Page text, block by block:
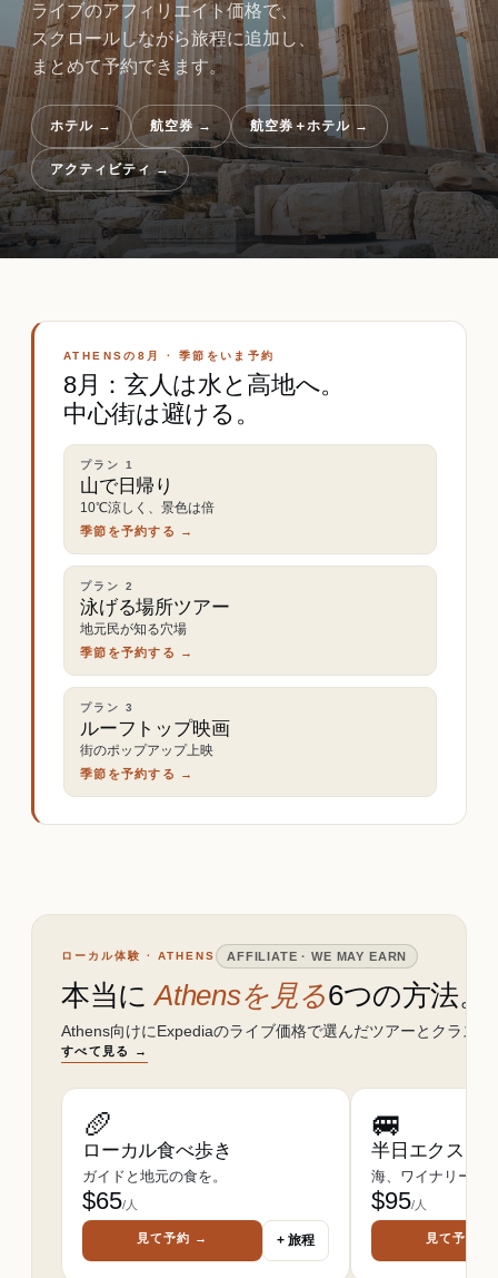
ライブのアフィリエイト価格で、
スクロールしながら旅程に追加し、
まとめて予約できます。
ホテル→ 航空券→ 航空券＋ホテル→
アクティビティ→
ATHENSの8月 · 季節をいま予約
8月：玄人は水と高地へ。
中心街は避ける。
プラン 1
山で日帰り
10℃涼しく、景色は倍
季節を予約する →
プラン 2
泳げる場所ツアー
地元民が知る穴場
季節を予約する →
プラン 3
ルーフトップ映画
街のポップアップ上映
季節を予約する →
ローカル体験 · ATHENS AFFILIATE · WE MAY EARN
本当にAthensを見る6つの方法。
Athens向けにExpediaのライブ価格で選んだツアーとクラス。
すべて見る →
🥖
ローカル食べ歩き
ガイドと地元の食を。
$65/人
見て予約 → + 旅程
🚐
半日エクスカ
海、ワイナリー、
$95/人
見て予約 →